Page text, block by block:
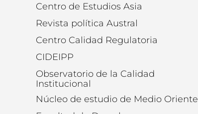
Centro de Estudios Asia
Revista política Austral
Centro Calidad Regulatoria
CIDEIPP
Observatorio de la Calidad
Institucional
Núcleo de estudio de Medio Oriente